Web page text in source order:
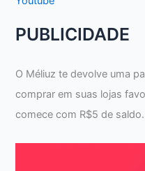
PUBLICIDADE
O Méliuz te devolve uma
comprar em suas lojas
comece com R$5 de saldo.